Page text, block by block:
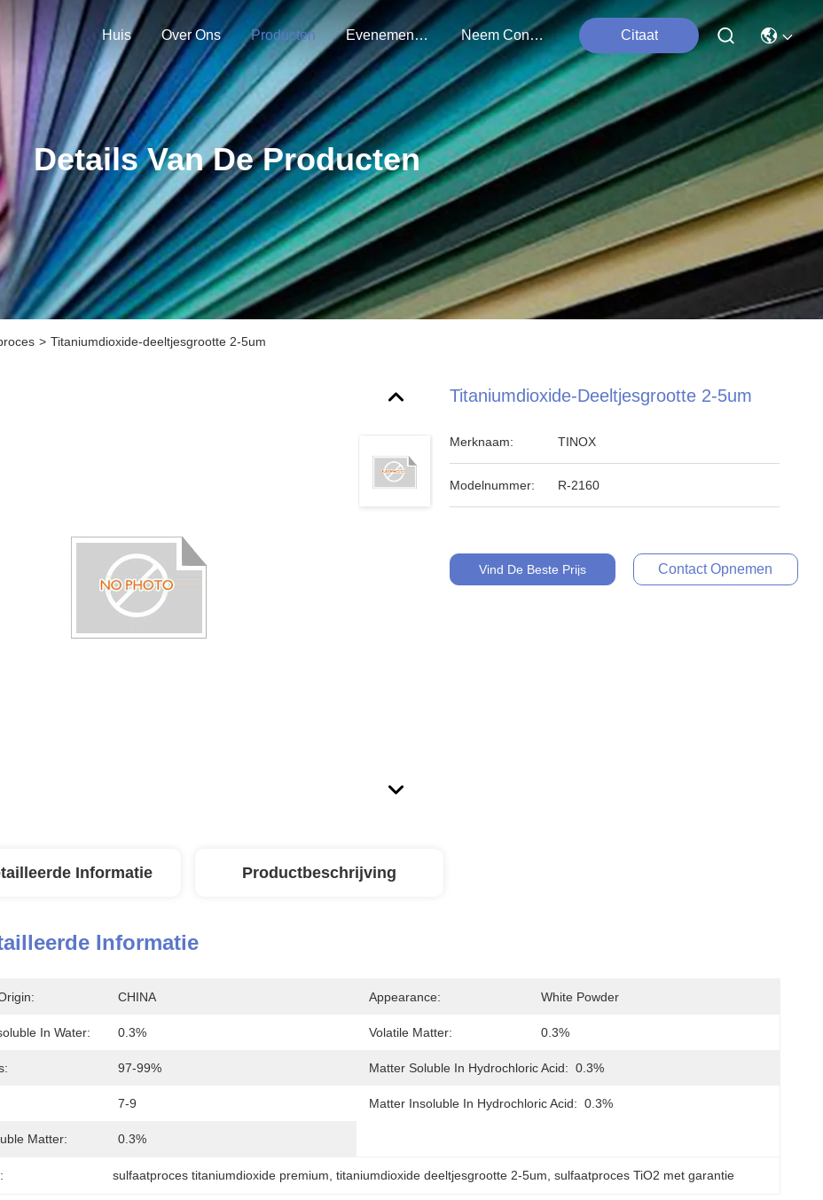
Huis Over Ons Producten Evenementen Neem Contact Met Ons Op Citaat
Details Van De Producten
> Titaniumdioxide-deeltjesgrootte 2-5um
Titaniumdioxide-Deeltjesgrootte 2-5um
Merknaam: TINOX
Modelnummer: R-2160
Vind De Beste Prijs Contact Opnemen
Informatie Productbeschrijving
Informatie
CHINA Appearance: White Powder
In Water: 0.3% Volatile Matter: 0.3%
97-99% Matter Soluble In Hydrochloric Acid: 0.3%
7-9 Matter Insoluble In Hydrochloric Acid: 0.3%
Matter: 0.3%
sulfaatproces titaniumdioxide premium , titaniumdioxide deeltjesgrootte 2-5um , sulfaatproces TiO2 met garantie